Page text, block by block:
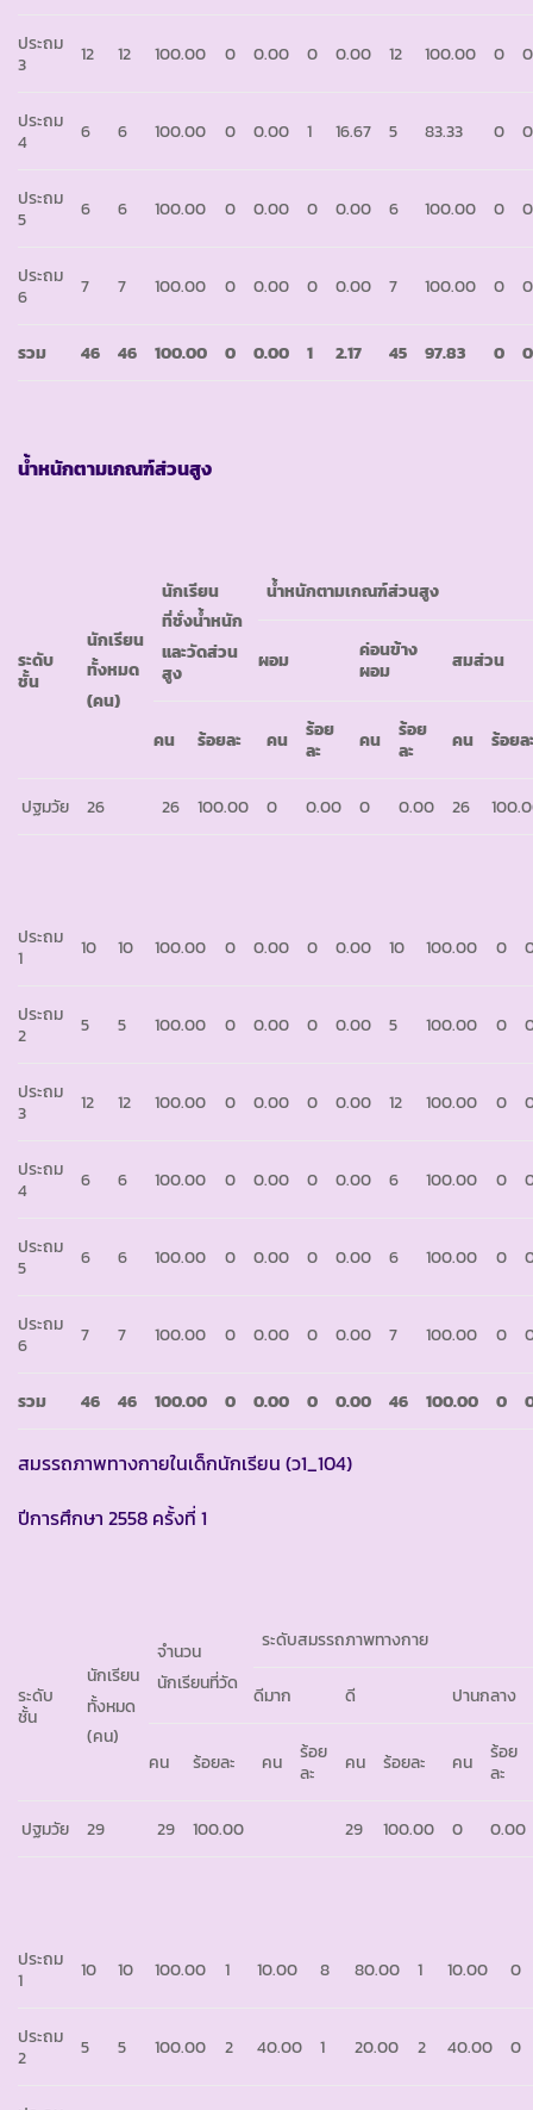
ประถม
3
12 12 100.00 0 0.00 0 0.00 12 100.00 0
ประถม
4
6 6 100.00 0 0.00 1 16.67 5 83.33 0
ประถม
5
6 6 100.00 0 0.00 0 0.00 6 100.00 0
ประถม
6
7 7 100.00 0 0.00 0 0.00 7 100.00 0
รวม 46 46 100.00 0 0.00 1 2.17 45 97.83 0
น้ำหนักตามเกณฑ์ส่วนสูง
ระดับ
ชั้น
นักเรียน
ทั้งหมด
(คน)
นักเรียน
ที่ชั่งน้ำหนัก
และวัดส่วน
สูง
น้ำหนักตามเกณฑ์ส่วนสูง
ผอม
ค่อนข้าง
ผอม
สมส่วน
คน ร้อยละ คน
ร้อย
ละ
คน
ร้อย
ละ
คน ร้อยล
ปฐมวัย 26 26 100.00 0 0.00 0 0.00 26
ประถม
1
10 10 100.00 0 0.00 0 0.00 10 100.00 0
ประถม
2
5 5 100.00 0 0.00 0 0.00 5 100.00 0
ประถม
3
12 12 100.00 0 0.00 0 0.00 12 100.00 0
ประถม
4
6 6 100.00 0 0.00 0 0.00 6 100.00 0
ประถม
5
6 6 100.00 0 0.00 0 0.00 6 100.00 0
ประถม
6
7 7 100.00 0 0.00 0 0.00 7 100.00 0
รวม 46 46 100.00 0 0.00 0 0.00 46 100.00 0
สมรรถภาพทางกายในเด็กนักเรียน (ว1_104)
ปีการศึกษา 2558 ครั้งที่ 1
ระดับ
ชั้น
นักเรียน
ทั้งหมด
(คน)
จำนวน
นักเรียนที่วัด
ระดับสมรรถภาพทางกาย
ดีมาก ดี ปานกลาง
คน ร้อยละ คน
ร้อย
ละ
คน ร้อยละ คน
ร้อย
ละ
ปฐมวัย 29 29 100.00 29 100.00 0 0.00
ประถม
1
10 10 100.00 1 10.00 8 80.00 1 10.00 0
ประถม
2
5 5 100.00 2 40.00 1 20.00 2 40.00 0